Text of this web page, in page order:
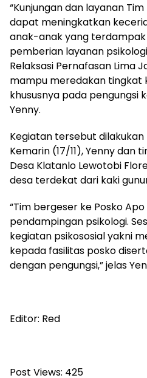
“Kunjungan dan layanan
dapat meningkatkan
anak-anak yang terdampak
pemberian layanan
Relaksasi Pernafasan Lima
mampu meredakan tingkat
khususnya pada pengungsi
Yenny.
Kegiatan tersebut dilakukan
Kemarin (17/11), Yenny dan
Desa Klatanlo Lewotobi
desa terdekat dari kaki
“Tim bergeser ke Posko
pendampingan psikologi.
kegiatan psikososial yakni
kepada fasilitas posko
dengan pengungsi,” jelas
Editor: Red
Post Views: 425